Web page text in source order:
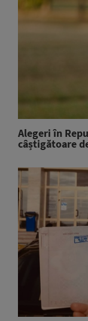
Alegeri în
câștigătoare